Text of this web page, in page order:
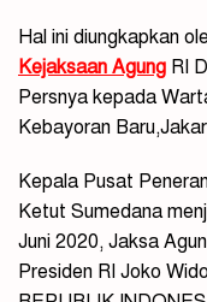
Hal ini diungkapkan
Kejaksaan Agung RI
Persnya kepada
Kebayoran
Kepala Pusat
Ketut Sumedana
Juni 2020, Jaksa
Presiden RI Joko